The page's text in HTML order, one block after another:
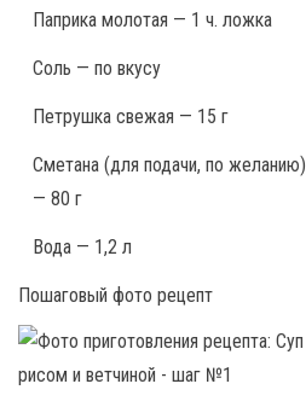
Паприка молотая — 1 ч. ложка
Соль — по вкусу
Петрушка свежая — 15 г
Сметана (для подачи, по желанию)
— 80 г
Вода — 1,2 л
Пошаговый фото рецепт